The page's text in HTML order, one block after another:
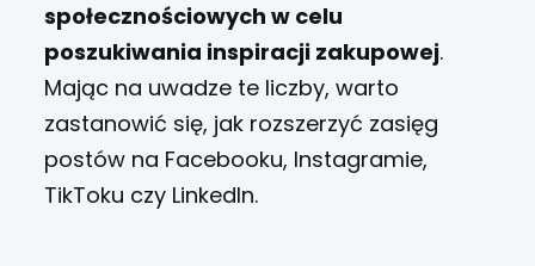
społecznościowych w celu
poszukiwania inspiracji zakupowej.
Mając na uwadze te liczby, warto
zastanowić się, jak rozszerzyć zasięg
postów na Facebooku, Instagramie,
TikToku czy LinkedIn.